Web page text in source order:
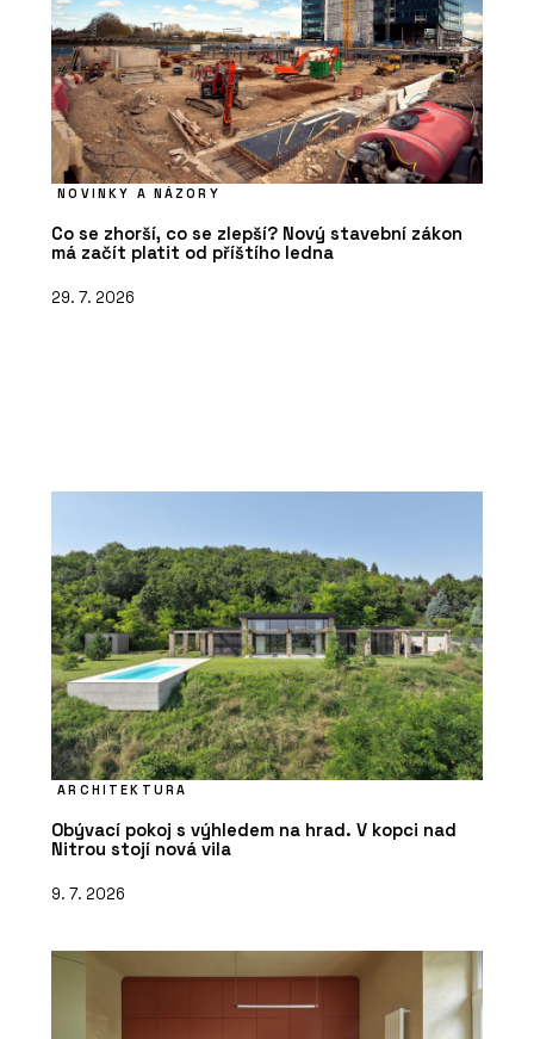
NOVINKY A NÁZORY
Co se zhorší, co se zlepší? Nový stavební zákon
má začít platit od příštího ledna
29. 7. 2026
ARCHITEKTURA
Obývací pokoj s výhledem na hrad. V kopci nad
Nitrou stojí nová vila
9. 7. 2026